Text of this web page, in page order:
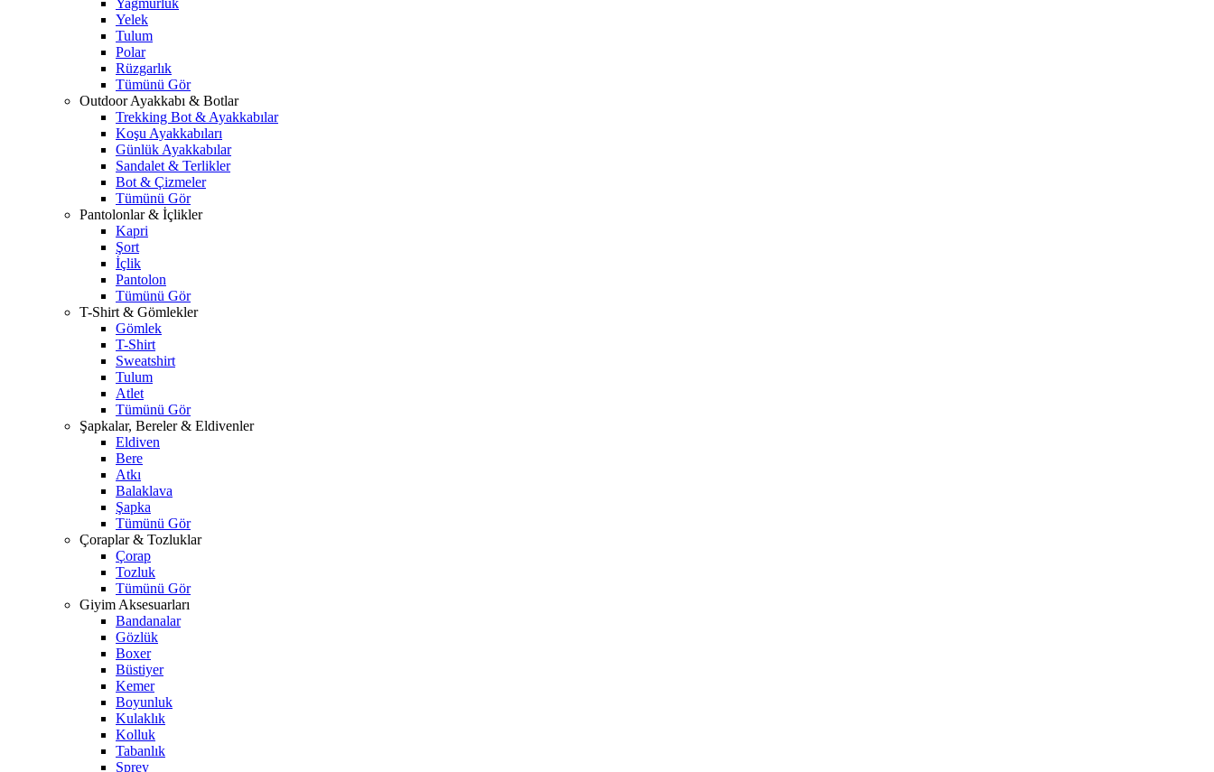
Yağmurluk
Yelek
Tulum
Polar
Rüzgarlık
Tümünü Gör
Outdoor Ayakkabı & Botlar
Trekking Bot & Ayakkabılar
Koşu Ayakkabıları
Günlük Ayakkabılar
Sandalet & Terlikler
Bot & Çizmeler
Tümünü Gör
Pantolonlar & İçlikler
Kapri
Şort
İçlik
Pantolon
Tümünü Gör
T-Shirt & Gömlekler
Gömlek
T-Shirt
Sweatshirt
Tulum
Atlet
Tümünü Gör
Şapkalar, Bereler & Eldivenler
Eldiven
Bere
Atkı
Balaklava
Şapka
Tümünü Gör
Çoraplar & Tozluklar
Çorap
Tozluk
Tümünü Gör
Giyim Aksesuarları
Bandanalar
Gözlük
Boxer
Büstiyer
Kemer
Boyunluk
Kulaklık
Kolluk
Tabanlık
Sprey